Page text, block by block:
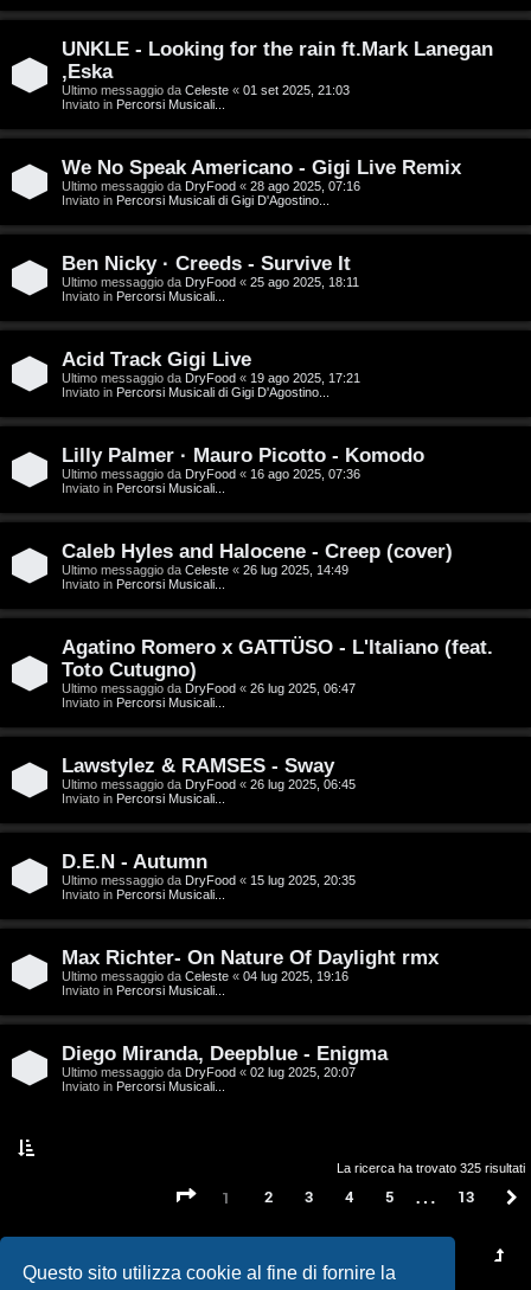
Questo sito utilizza cookie al fine di fornire la
t
t
v
i
C
e
r
c
a
F
A
Q
UNKLE - Looking for the rain ft.Mark Lanegan
,Eska
Ultimo messaggio da Celeste « 01 set 2025, 21:03
Inviato in Percorsi Musicali...
We No Speak Americano - Gigi Live Remix
Ultimo messaggio da DryFood « 28 ago 2025, 07:16
Inviato in Percorsi Musicali di Gigi D'Agostino...
Ben Nicky · Creeds - Survive It
Ultimo messaggio da DryFood « 25 ago 2025, 18:11
Inviato in Percorsi Musicali...
Acid Track Gigi Live
Ultimo messaggio da DryFood « 19 ago 2025, 17:21
Inviato in Percorsi Musicali di Gigi D'Agostino...
Lilly Palmer · Mauro Picotto - Komodo
Ultimo messaggio da DryFood « 16 ago 2025, 07:36
Inviato in Percorsi Musicali...
Caleb Hyles and Halocene - Creep (cover)
Ultimo messaggio da Celeste « 26 lug 2025, 14:49
Inviato in Percorsi Musicali...
Agatino Romero x GATTÜSO - L'Italiano (feat.
Toto Cutugno)
Ultimo messaggio da DryFood « 26 lug 2025, 06:47
Inviato in Percorsi Musicali...
Lawstylez & RAMSES - Sway
Ultimo messaggio da DryFood « 26 lug 2025, 06:45
Inviato in Percorsi Musicali...
D.E.N - Autumn
Ultimo messaggio da DryFood « 15 lug 2025, 20:35
Inviato in Percorsi Musicali...
Max Richter- On Nature Of Daylight rmx
Ultimo messaggio da Celeste « 04 lug 2025, 19:16
Inviato in Percorsi Musicali...
Diego Miranda, Deepblue - Enigma
Ultimo messaggio da DryFood « 02 lug 2025, 20:07
Inviato in Percorsi Musicali...
La ricerca ha trovato 325 risultati
Pagina di
1 2 3 4 5 … 13
c
a
:
C
D
/
V
i
n
i
l
i
/
D
g
i
t
a
S
t
o
r
e
:
G